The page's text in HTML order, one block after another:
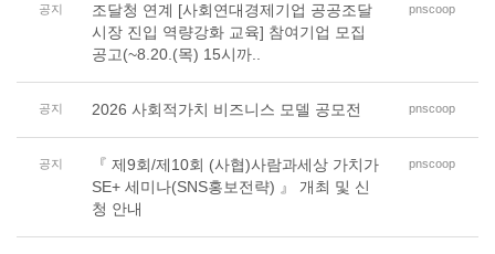
공지
조달청 연계 [사회연대경제기업 공공조달
시장 진입 역량강화 교육] 참여기업 모집
공고(~8.20.(목) 15시까..
pnscoop
공지 2026 사회적가치 비즈니스 모델 공모전 pnscoop
공지
『 제9회/제10회 (사협)사람과세상 가치가
SE+ 세미나(SNS홍보전략) 』 개최 및 신
청 안내
pnscoop